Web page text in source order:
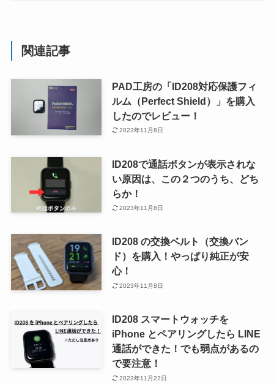
関連記事
PAD工房の「ID208対応保護フィ
ルム（Perfect Shield）」を購入
したのでレビュー！
2023年11月8日
ID208で通話ボタンが表示されな
い原因は、この２つのうち、どち
らか！
2023年11月8日
ID208 の交換ベルト（交換バン
ド）を購入！やっぱり純正が安
心！
2023年11月8日
ID208 スマートウォッチを
iPhone とペアリングしたら LINE
通話ができた！でも弱点があるの
で要注意！
2023年11月22日